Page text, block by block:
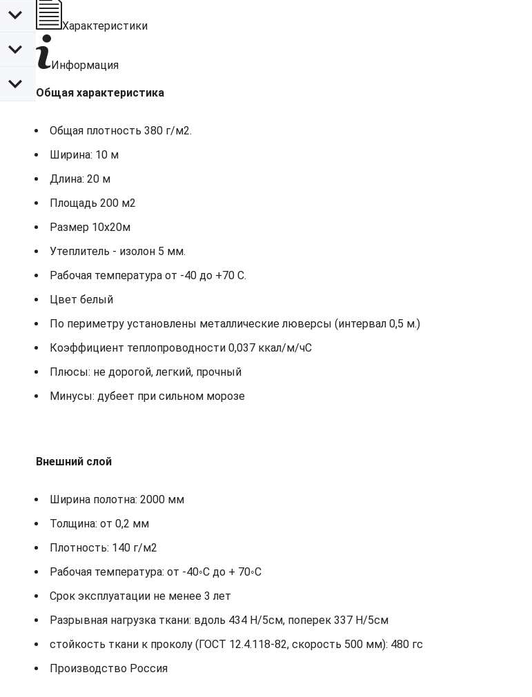
Характеристики
Информация
Общая характеристика
Общая плотность 380 г/м2.
Ширина: 10 м
Длина: 20 м
Площадь 200 м2
Размер 10х20м
Утеплитель - изолон 5 мм.
Рабочая температура от -40 до +70 С.
Цвет белый
По периметру установлены металлические люверсы (интервал 0,5 м.)
Коэффициент теплопроводности 0,037 ккал/м/чС
Плюсы: не дорогой, легкий, прочный
Минусы: дубеет при сильном морозе
Внешний слой
Ширина полотна: 2000 мм
Толщина: от 0,2 мм
Плотность: 140 г/м2
Рабочая температура: от -40◦С до + 70◦С
Срок эксплуатации не менее 3 лет
Разрывная нагрузка ткани: вдоль 434 Н/5см, поперек 337 Н/5см
стойкость ткани к проколу (ГОСТ 12.4.118-82, скорость 500 мм): 480 гс
Производство Россия